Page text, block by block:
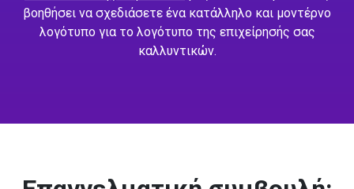
βοηθήσει να σχεδιάσετε ένα κατάλληλο και μοντέρνο
λογότυπο για το λογότυπο της επιχείρησής σας
καλλυντικών.